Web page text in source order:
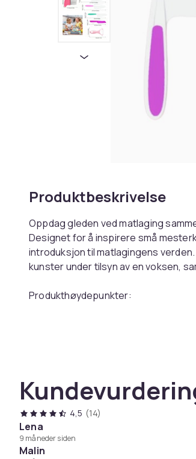
Produktbeskrivelse
Oppdag gleden ved matlaging
Designet for å inspirere små
introduksjon til matlagingens
kunster under tilsyn av en voksen,
Produkthøydepunkter:
effektivt uten å være farlig for barn.
- Perfekt Gave: Et utmerket valg for
som elsker å utforske kjøkkenets
Produktspesifikasjoner:
- Materiale: PP
- Størrelse og farge: I henhold til
4,5 (14)
Lena
9 måneder siden
Malin